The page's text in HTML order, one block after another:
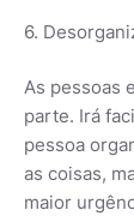
6.
As pessoas
parte. Irá
pessoa
as coisas,
maior